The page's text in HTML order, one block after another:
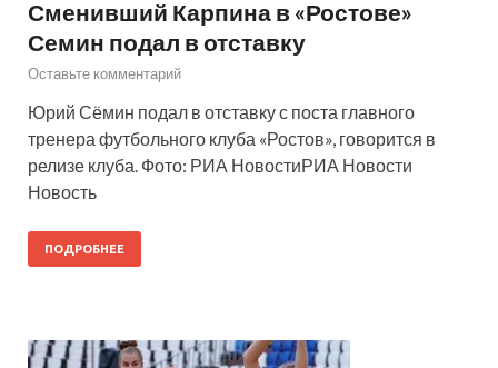
Сменивший Карпина в «Ростове»
Семин подал в отставку
Оставьте комментарий
Юрий Сёмин подал в отставку с поста главного
тренера футбольного клуба «Ростов», говорится в
релизе клуба. Фото: РИА НовостиРИА Новости
Новость
ПОДРОБНЕЕ